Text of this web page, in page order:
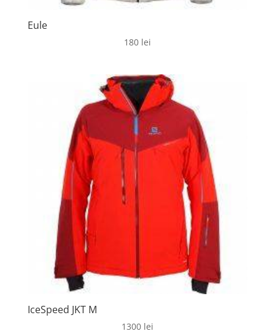
Eule
180 lei
IceSpeed JKT M
1300 lei